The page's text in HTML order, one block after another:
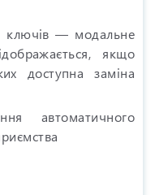
ключів — модальне
якщо
доступна заміна
автоматичного